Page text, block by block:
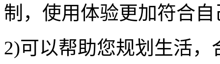
制，使用体验更加符合
2)可以帮助您规划生活